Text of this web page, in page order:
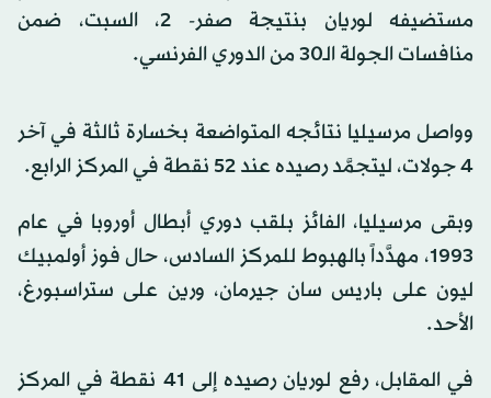
مستضيفه لوريان بنتيجة صفر- 2، السبت، ضمن
منافسات الجولة الـ30 من الدوري الفرنسي.
وواصل مرسيليا نتائجه المتواضعة بخسارة ثالثة في آخر
4 جولات، ليتجمَّد رصيده عند 52 نقطة في المركز الرابع.
وبقى مرسيليا، الفائز بلقب دوري أبطال أوروبا في عام
1993، مهدَّداً بالهبوط للمركز السادس، حال فوز أولمبيك
ليون على باريس سان جيرمان، ورين على ستراسبورغ،
الأحد.
في المقابل، رفع لوريان رصيده إلى 41 نقطة في المركز